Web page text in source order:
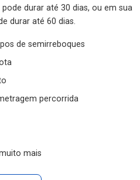
durar até 30 dias, ou em sua
durar até 60 dias.
de semirreboques
percorrida
mais